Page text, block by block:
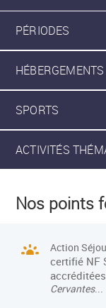
PÉRIODES
HÉBERGEMENTS
SPORTS
ACTIVITÉS
Nos points
Action
certifié NF
accréditées
Cervantes...